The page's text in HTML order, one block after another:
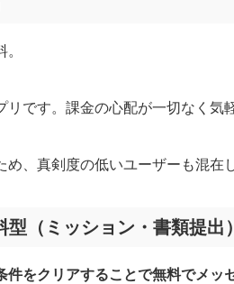
です。課金の心配が一切なく気
め、真剣度の低いユーザーも混在
（ミッション・書類提出
件をクリアすることで無料でメッ